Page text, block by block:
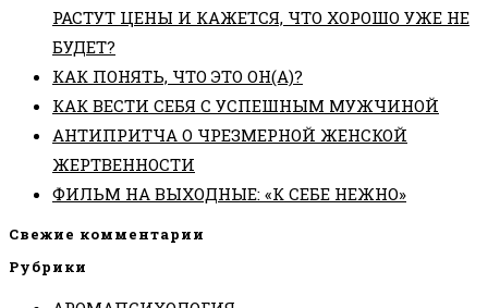
РАСТУТ ЦЕНЫ И КАЖЕТСЯ, ЧТО ХОРОШО УЖЕ НЕ
БУДЕТ?
КАК ПОНЯТЬ, ЧТО ЭТО ОН(А)?
КАК ВЕСТИ СЕБЯ С УСПЕШНЫМ МУЖЧИНОЙ
АНТИПРИТЧА О ЧРЕЗМЕРНОЙ ЖЕНСКОЙ
ЖЕРТВЕННОСТИ
ФИЛЬМ НА ВЫХОДНЫЕ: «К СЕБЕ НЕЖНО»
Свежие комментарии
Рубрики